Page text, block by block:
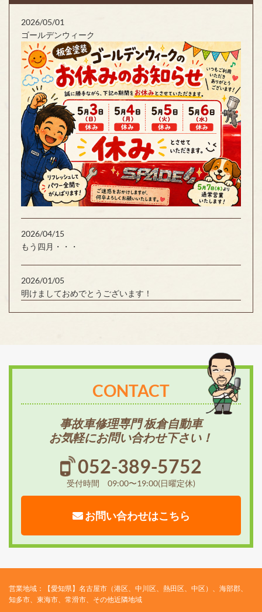
2026/05/01
ゴールデンウィーク
2026/04/15
もう四月・・・
2026/01/05
明けましておめでとうございます！
CONTACT
事故車修理専門 板倉自動車
お気軽にお問い合わせ下さい！
052-389-5752
受付時間 09:00〜19:00(日曜定休)
お問い合わせはこちら
営業地域：【愛知県】名古屋市（港区、中川区、熱田区、中区）、海部郡、
知多市、東海市、常滑市、その他近隣地域